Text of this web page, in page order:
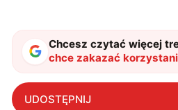
Chcesz czytać więcej
chce zakazać
Wi-Fi i sieci Tor"?
UDOSTĘPNIJ